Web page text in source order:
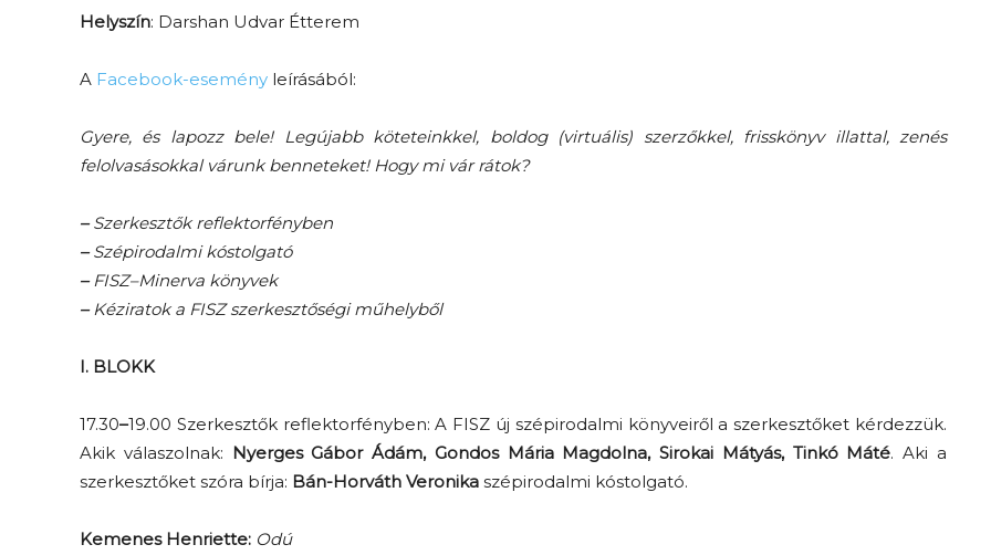
Helyszín: Darshan Udvar Étterem
A Facebook-esemény leírásából:
Gyere, és lapozz bele! Legújabb köteteinkkel, boldog (virtuális) szerzőkkel, frisskönyv illattal, zenés
felolvasásokkal várunk benneteket! Hogy mi vár rátok?
– Szerkesztők reflektorfényben
–Szépirodalmi kóstolgató
–FISZ–Minerva könyvek
–Kéziratok a FISZ szerkesztőségi műhelyből
I. BLOKK
17.30–19.00 Szerkesztők reflektorfényben: A FISZ új szépirodalmi könyveiről a szerkesztőket kérdezzük.
Akik válaszolnak: Nyerges Gábor Ádám, Gondos Mária Magdolna, Sirokai Mátyás, Tinkó Máté. Aki a
szerkesztőket szóra bírja: Bán-Horváth Veronika szépirodalmi kóstolgató.
Kemenes Henriette: Odú